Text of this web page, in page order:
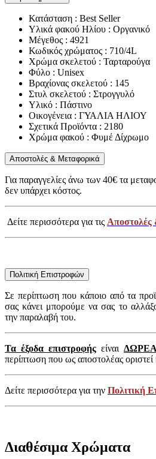
Κατάσταση : Best Seller
Υλικά φακού Ηλίου : Οργανικό
Μέγεθος : 4921
Κωδικός χρώματος : 710/4L
Χρώμα σκελετού : Ταρταρούγα
Φύλο : Unisex
Βραχίονας σκελετού : 145
Στυλ σκελετού : Στρογγυλό
Υλικό : Πάστινο
Οικογένεια : ΓΥΑΛΙΑ ΗΛΙΟΥ
Σχετικά Προϊόντα : 2180
Χρώμα φακού : Φυμέ Δίχρωμο
Αποστολές & Μεταφορικά
Για παραγγελίες άνω των 40€ τα
δεν υπάρχει κόστος.
Δείτε περισσότερα για τις Αποστολές
Πολιτική Επιστροφών
Σε περίπτωση που κάποιο από τα
σας κάνει μπορούμε να σας το
την παραλαβή του.
Τα έξοδα επιστροφής είναι
περίπτωση που ως αποστολέας
Δείτε περισσότερα για την Πολιτική
Διαθέσιμα Χρώματα